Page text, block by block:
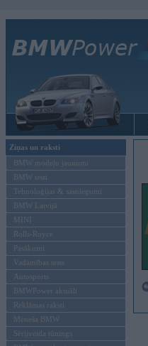
Ziņas un raksti
BMW modeļu jaunumi
BMW testi
Tehnoloģijas & sasniegumi
BMW Latvijā
MINI
Rolls-Royce
Pasākumi
Vadāmības tests
Autosports
BMWPower aktuāli
Reklāmas raksti
Mēneša BMW
Sērijveida tūnings